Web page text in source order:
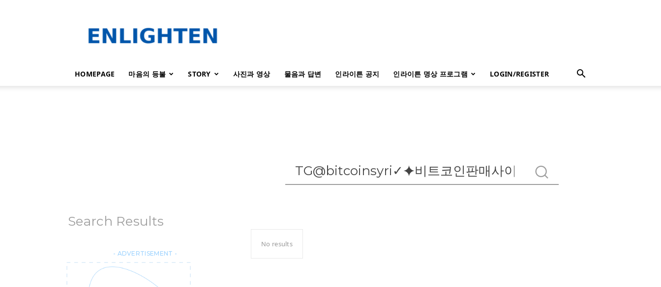
라
이
HOMEPAGE 마음의 등불 STORY 사진과 영상 물음과 답변 인라이튼 공지 인라이튼 명상 프로그램 LOGIN/REGISTER
Search Results
- ADVERTISEMENT -
No results